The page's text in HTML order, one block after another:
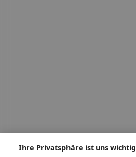
Ihre Privatsphäre ist uns wichtig